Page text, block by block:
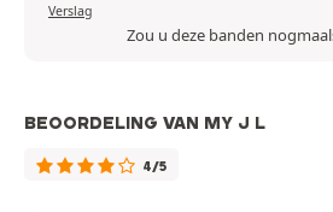
Verslag
Zou u deze banden
BEOORDELING VAN MY J L
4/5